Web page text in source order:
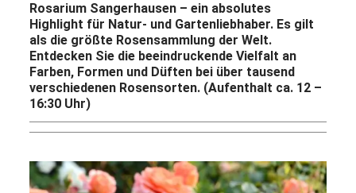
Rosarium Sangerhausen – ein absolutes
Highlight für Natur- und Gartenliebhaber. Es gilt
als die größte Rosensammlung der Welt.
Entdecken Sie die beeindruckende Vielfalt an
Farben, Formen und Düften bei über tausend
verschiedenen Rosensorten. (Aufenthalt ca. 12 –
16:30 Uhr)